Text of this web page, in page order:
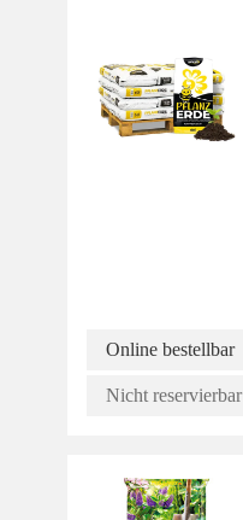
Online bestellbar
Nicht reservierbar